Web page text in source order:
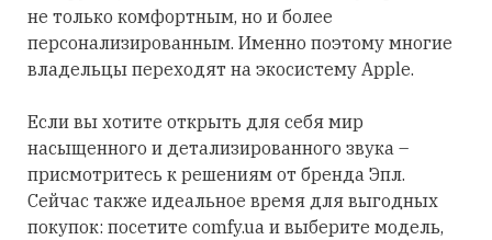
не только комфортным, но и более
персонализированным. Именно поэтому многие
владельцы переходят на экосистему Apple.
Если вы хотите открыть для себя мир
насыщенного и детализированного звука –
присмотритесь к решениям от бренда Эпл.
Сейчас также идеальное время для выгодных
покупок: посетите comfy.ua и выберите модель,